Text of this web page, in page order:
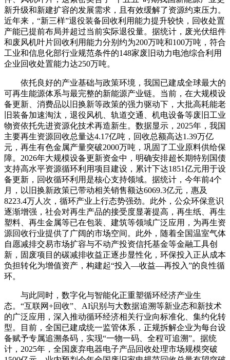
新升级和新建扩容的发展需求，且有效缓解了资源约束压力。
近年来，“新三样”退役装备回收利用能力提升较快，回收处置
产能已提前布局并超过当前实际退役量。据统计，废光伏组件
和废风机叶片回收利用能力分别约为200万吨和100万吨，符合
工业和信息化部行业规范条件的148家废旧动力电池综合利用
企业回收处置能力达250万吨。
依托良好的产业基础与政策环境，我国已建成全球最大的
可再生能源体系与最完整的新能源产业链。当前，在大规模设
备更新、消费品以旧换新等政策的强力驱动下，大批高耗能老
旧装备加速淘汰，退役风机、轨道交通、机电设备等废旧工业
物资依托先进资源化技术再造新生。数据显示，2025年，我国
主要再生资源回收总量达4.17亿吨，回收总额高达1.39万亿
元，再生有色金属产量突破2000万吨，巩固了工业原料供给保
障。2026年大规模设备更新资金中，明确安排超长期特别国债
支持高水平资源循环利用项目建设，累计下达1851亿元用于设
备更新，回收循环利用是核心支持领域。据统计，今年前4个
月，以旧换新政策已带动相关销售额达6069.3亿元，惠及
8223.4万人次，循环产业上行态势强劲。此外，公众环保意识
逐渐增强，社会对再生产品的接受度显著提高，再生纸、再生
塑料、再生金属等已在包装、建筑等领域广泛应用，为再生资
源回收行业提供了广阔的市场空间。此外，随着全国温室气体
自愿减排交易市场扩容与不动产投资信托基金等金融工具创
新，固废项目的碳减排收益正逐步显性化，环保投入正从成本
负担转化为增值资产，构建起“投入—收益—再投入”的良性循
环。
与此同时，数字化与智能化正重塑循环经济产业生
态。“互联网+回收”、AI识别与大数据追溯等新业态和新技术
的广泛应用，深入推动循环经济相关行业向标准化、集约化转
型。目前，全国已建成统一监管体系，正规拆解企业为每台设
备赋予专属追溯条码，实现“一物一码、全程可追溯”。据统
计，2025年，全国废弃电器电子产品回收处理市场规模突破